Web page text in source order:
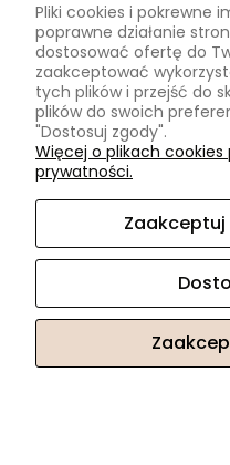
Czas i koszty dostawy
Czas realizacji zamówienia
Informacje
O nas
Kontakt
Pliki cookies i pokrewne
poprawne działanie
dostosować ofertę do
zaakceptować
tych plików i przejść do
plików do swoich
"Dostosuj zgody".
Więcej o plikach cookies
prywatności.